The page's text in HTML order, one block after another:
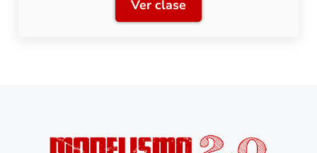
Ver claseClase 5: Limpiadores de